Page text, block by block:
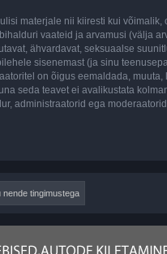
materjale nii kiiresti kui
vaateid ja arvamusi (välja
ähvardavat, seksuaalse
sisenemast (ja sinu
on õigus eemaldada,
seda teavet ei avalikustata
administraatorid ega